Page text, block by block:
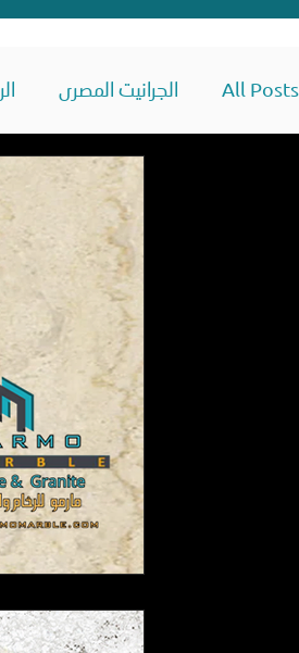
All Posts الجرانيت المصرى
رخام أصفر
رخام
رخام